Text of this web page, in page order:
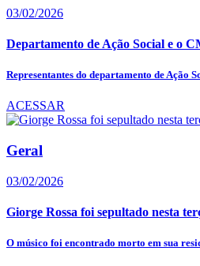
03/02/2026
Departamento de Ação Social e o
Representantes do departamento de Ação
ACESSAR
Geral
03/02/2026
Giorge Rossa foi sepultado nesta
O músico foi encontrado morto em sua